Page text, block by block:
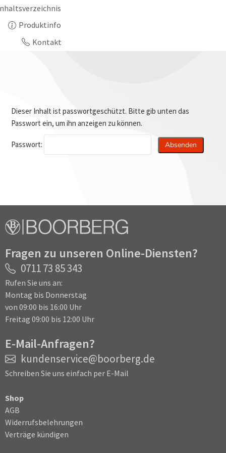
Produktinfo
Kontakt
Dieser Inhalt ist passwortgeschützt. Bitte gib unten das
Passwort ein, um ihn anzeigen zu können.
Passwort:
Fragen zu unseren Online-Diensten?
0711 73 85 343
Rufen Sie uns an:
Montag bis Donnerstag
von 09:00 bis 16:00 Uhr
Freitag 09:00 bis 12:00 Uhr
E-Mail-Anfragen?
kundenservice@boorberg.de
Schreiben Sie uns einfach per E-Mail
Shop
AGB
Widerrufsbelehrungen
Verträge kündigen